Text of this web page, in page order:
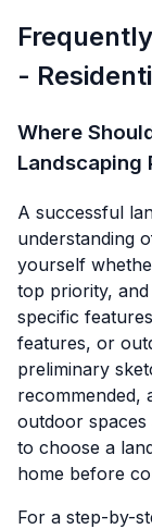
-
Where
Landscaping
A successful
understanding
yourself
top priority,
specific
features, or
preliminary
recommended,
outdoor spaces
to choose a
home before
For a step-by-